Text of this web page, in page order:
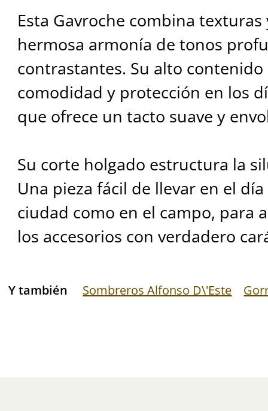
Esta Gavroche combina
hermosa armonía de tonos
contrastantes. Su alto contenido
comodidad y protección en los
que ofrece un tacto suave y
Su corte holgado estructura la
Una pieza fácil de llevar en el
ciudad como en el campo, para
los accesorios con verdadero
Y también Sombreros Alfonso D\'Este